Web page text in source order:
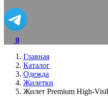
0
Главная
Каталог
Одежда
Жилетки
Жилет Premium High-